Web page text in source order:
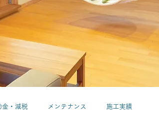
金・減税 メンテナンス 施工実績